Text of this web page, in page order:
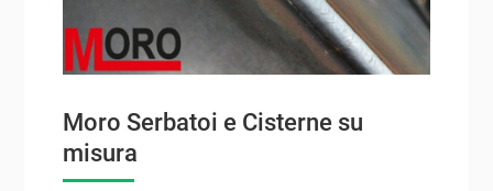
Moro Serbatoi e Cisterne su
misura